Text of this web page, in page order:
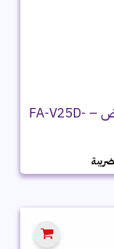
مبرد هواء ديجيتال تربو فريش، 25 لتر، أبيض – FA-V25D-